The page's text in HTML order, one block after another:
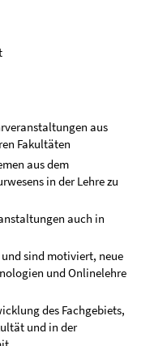
aus
Fakultäten
aus dem
in der Lehre zu
auch in
sind motiviert, neue
und Onlinelehre
des Fachgebiets,
und in der